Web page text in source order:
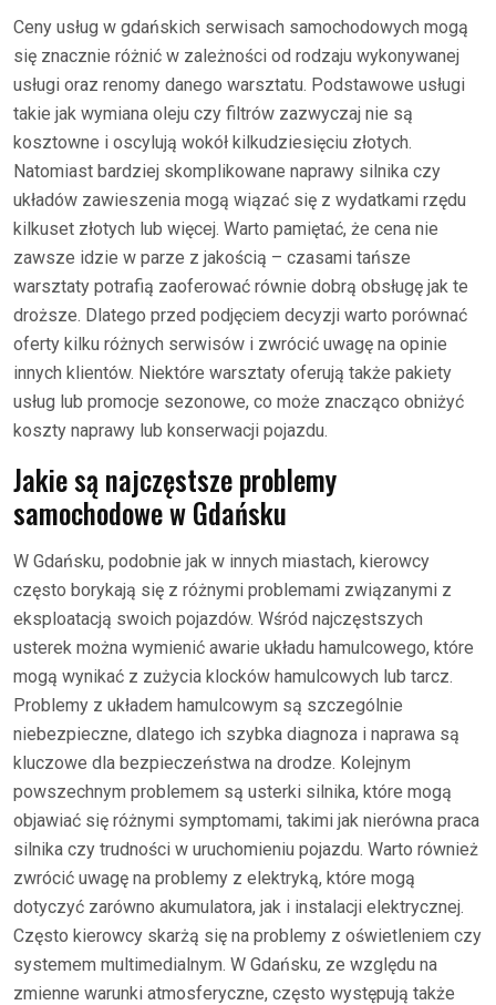
Ceny usług w gdańskich serwisach samochodowych mogą
się znacznie różnić w zależności od rodzaju wykonywanej
usługi oraz renomy danego warsztatu. Podstawowe usługi
takie jak wymiana oleju czy filtrów zazwyczaj nie są
kosztowne i oscylują wokół kilkudziesięciu złotych.
Natomiast bardziej skomplikowane naprawy silnika czy
układów zawieszenia mogą wiązać się z wydatkami rzędu
kilkuset złotych lub więcej. Warto pamiętać, że cena nie
zawsze idzie w parze z jakością – czasami tańsze
warsztaty potrafią zaoferować równie dobrą obsługę jak te
droższe. Dlatego przed podjęciem decyzji warto porównać
oferty kilku różnych serwisów i zwrócić uwagę na opinie
innych klientów. Niektóre warsztaty oferują także pakiety
usług lub promocje sezonowe, co może znacząco obniżyć
koszty naprawy lub konserwacji pojazdu.
Jakie są najczęstsze problemy
samochodowe w Gdańsku
W Gdańsku, podobnie jak w innych miastach, kierowcy
często borykają się z różnymi problemami związanymi z
eksploatacją swoich pojazdów. Wśród najczęstszych
usterek można wymienić awarie układu hamulcowego, które
mogą wynikać z zużycia klocków hamulcowych lub tarcz.
Problemy z układem hamulcowym są szczególnie
niebezpieczne, dlatego ich szybka diagnoza i naprawa są
kluczowe dla bezpieczeństwa na drodze. Kolejnym
powszechnym problemem są usterki silnika, które mogą
objawiać się różnymi symptomami, takimi jak nierówna praca
silnika czy trudności w uruchomieniu pojazdu. Warto również
zwrócić uwagę na problemy z elektryką, które mogą
dotyczyć zarówno akumulatora, jak i instalacji elektrycznej.
Często kierowcy skarżą się na problemy z oświetleniem czy
systemem multimedialnym. W Gdańsku, ze względu na
zmienne warunki atmosferyczne, często występują także